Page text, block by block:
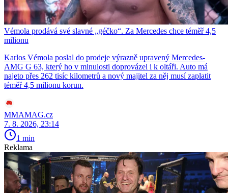
Vémola prodává své slavné „géčko“. Za Mercedes chce téměř 4,5
milionu
Karlos Vémola poslal do prodeje výrazně upravený Mercedes-
AMG G 63, který ho v minulosti doprovázel i k oltáři. Auto má
najeto přes 262 tisíc kilometrů a nový majitel za něj musí zaplatit
téměř 4,5 milionu korun.
MMAMAG.cz
7. 8. 2026, 23:14
1 min
Reklama